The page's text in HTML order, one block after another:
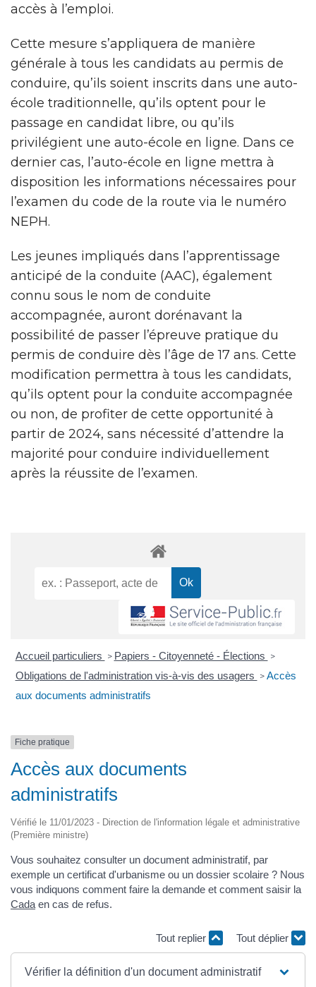
accès à l’emploi.
Cette mesure s’appliquera de manière
générale à tous les candidats au permis de
conduire, qu’ils soient inscrits dans une auto-
école traditionnelle, qu’ils optent pour le
passage en candidat libre, ou qu’ils
privilégient une auto-école en ligne. Dans ce
dernier cas, l’auto-école en ligne mettra à
disposition les informations nécessaires pour
l’examen du code de la route via le numéro
NEPH.
Les jeunes impliqués dans l’apprentissage
anticipé de la conduite (AAC), également
connu sous le nom de conduite
accompagnée, auront dorénavant la
possibilité de passer l’épreuve pratique du
permis de conduire dès l’âge de 17 ans. Cette
modification permettra à tous les candidats,
qu’ils optent pour la conduite accompagnée
ou non, de profiter de cette opportunité à
partir de 2024, sans nécessité d’attendre la
majorité pour conduire individuellement
après la réussite de l’examen.
Accueil particuliers > Papiers - Citoyenneté - Élections >
Obligations de l'administration vis-à-vis des usagers > Accès
aux documents administratifs
Fiche pratique
Accès aux documents
administratifs
Vérifié le 11/01/2023 - Direction de l'information légale et administrative
(Première ministre)
Vous souhaitez consulter un document administratif, par
exemple un certificat d'urbanisme ou un dossier scolaire ? Nous
vous indiquons comment faire la demande et comment saisir la
Cada en cas de refus.
Tout replier Tout déplier
Vérifier la définition d'un document administratif